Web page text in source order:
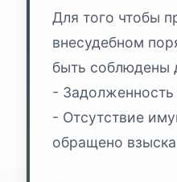
Для того чтобы
внесудебном
быть соблюдены
-
- Отсутствие
обращено